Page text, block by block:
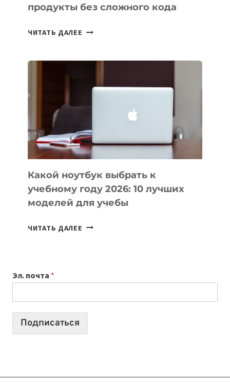
продукты без сложного кода
ЧИТАТЬ ДАЛЕЕ
ПОМОГАЮТ
СОЗДАВАТЬ
БЕЗ
СЛОЖНОГО
КОДА
Какой ноутбук выбрать к
учебному году 2026: 10 лучших
моделей для учебы
ЧИТАТЬ ДАЛЕЕ КАКОЙ
2026:
10
Эл. почта *
Подписаться